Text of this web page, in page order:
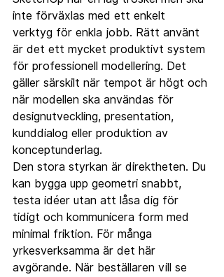
inte förväxlas med ett enkelt
verktyg för enkla jobb. Rätt använt
är det ett mycket produktivt system
för professionell modellering. Det
gäller särskilt när tempot är högt och
när modellen ska användas för
designutveckling, presentation,
kunddialog eller produktion av
konceptunderlag.
Den stora styrkan är direktheten. Du
kan bygga upp geometri snabbt,
testa idéer utan att låsa dig för
tidigt och kommunicera form med
minimal friktion. För många
yrkesverksamma är det här
avgörande. När beställaren vill se